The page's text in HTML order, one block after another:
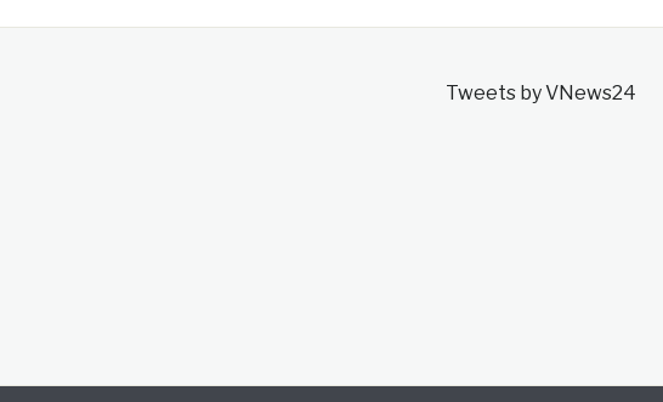
Tweets by VNews24